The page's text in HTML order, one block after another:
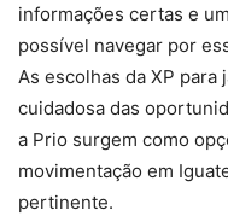
informações certas e
possível navegar por
As escolhas da XP
cuidadosa das
a Prio surgem como
movimentação em
pertinente.